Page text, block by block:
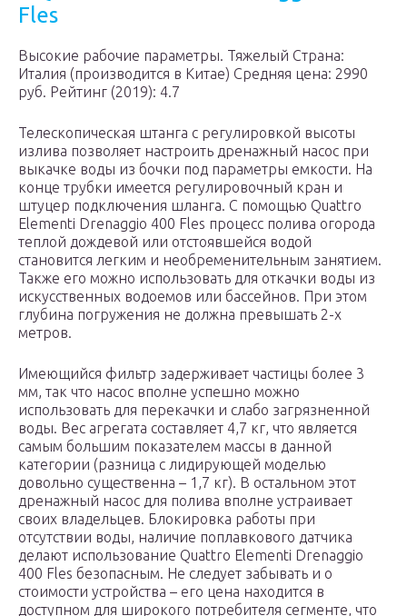
Fles
Высокие рабочие параметры. Тяжелый Страна:
Италия (производится в Китае) Средняя цена: 2990
руб. Рейтинг (2019): 4.7
Телескопическая штанга с регулировкой высоты
излива позволяет настроить дренажный насос при
выкачке воды из бочки под параметры емкости. На
конце трубки имеется регулировочный кран и
штуцер подключения шланга. С помощью Quattro
Elementi Drenaggio 400 Fles процесс полива огорода
теплой дождевой или отстоявшейся водой
становится легким и необременительным занятием.
Также его можно использовать для откачки воды из
искусственных водоемов или бассейнов. При этом
глубина погружения не должна превышать 2-х
метров.
Имеющийся фильтр задерживает частицы более 3
мм, так что насос вполне успешно можно
использовать для перекачки и слабо загрязненной
воды. Вес агрегата составляет 4,7 кг, что является
самым большим показателем массы в данной
категории (разница с лидирующей моделью
довольно существенна – 1,7 кг). В остальном этот
дренажный насос для полива вполне устраивает
своих владельцев. Блокировка работы при
отсутствии воды, наличие поплавкового датчика
делают использование Quattro Elementi Drenaggio
400 Fles безопасным. Не следует забывать и о
стоимости устройства – его цена находится в
доступном для широкого потребителя сегменте, что